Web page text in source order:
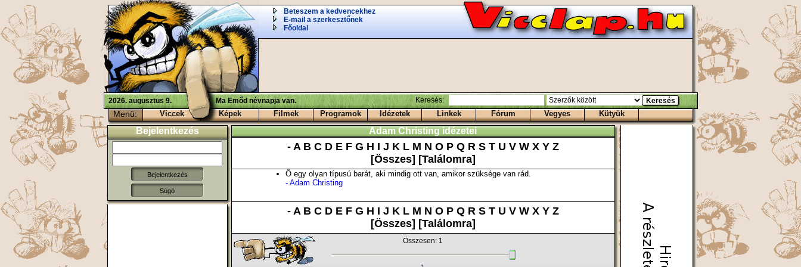
Beteszem a kedvencekhez
E-mail a szerkesztőnek
Főoldal
2026. augusztus 9. Ma Emőd névnapja van. Keresés:
Menü: Viccek Képek Filmek Programok Idézetek Linkek Fórum Vegyes Kütyük
Bejelentkezés
Súgó
Adam Christing idézetei
- A B C D E F G H I J K L M N O P Q R S T U V W X Y Z
[Összes] [Találomra]
Ő egy olyan típusú barát, aki mindig ott van, amikor szüksége van rád.
- Adam Christing
- A B C D E F G H I J K L M N O P Q R S T U V W X Y Z
[Összes] [Találomra]
Összesen: 1